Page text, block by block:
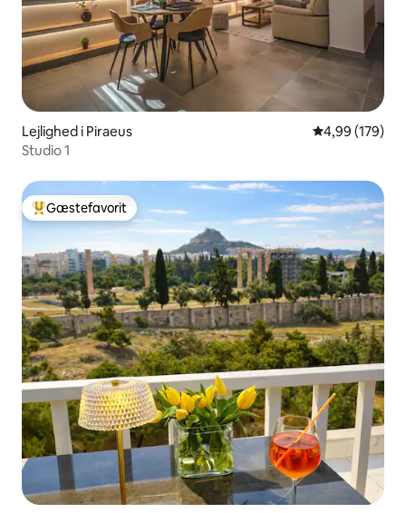
Lejlighed i Piraeus 4,99 ud af 5 i
4,99 (179)
Studio 1
Bedste gæstefavorit
Gæstefavorit